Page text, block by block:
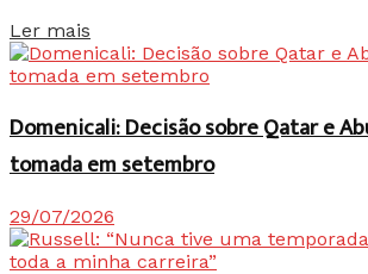
Ler mais
Domenicali: Decisão sobre Qatar e
tomada em setembro
29/07/2026